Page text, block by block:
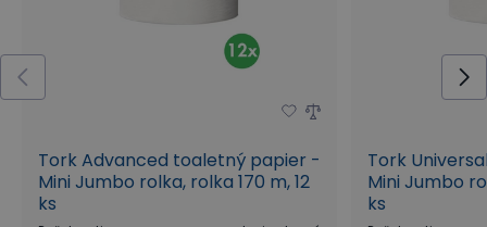
Tork Advanced toaletný papier -
Mini Jumbo rolka, rolka 170 m, 12
ks
Tork
Mini Jumbo
ks